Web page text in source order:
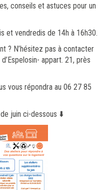
conseils et astuces pour un
et vendredis de 14h à 16h30.
? N’hésitez pas à contacter
appart. 21, près
vous répondra au 06 27 85
juin ci-dessous ⬇️